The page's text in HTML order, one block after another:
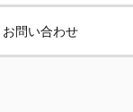
お問い合わせ